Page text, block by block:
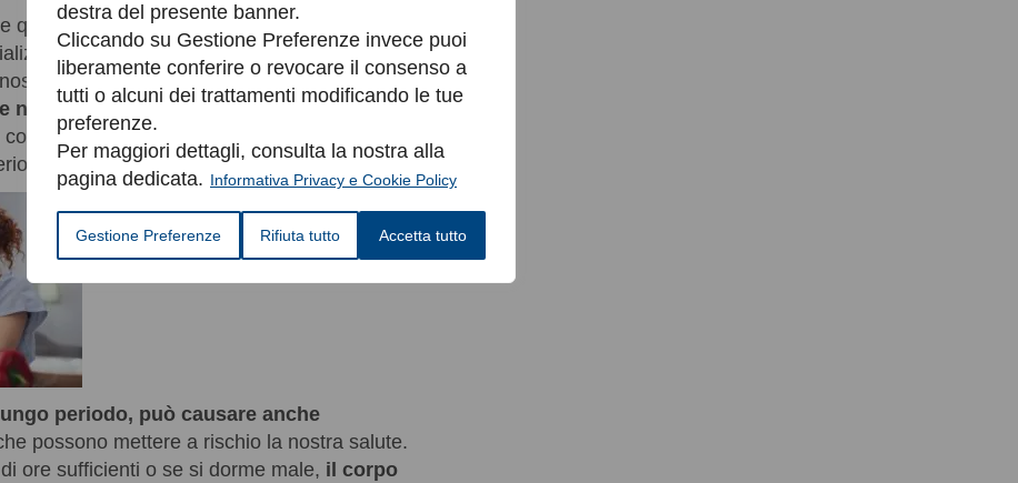
destra del presente banner.
Cliccando su Gestione Preferenze invece puoi
liberamente conferire o revocare il consenso a
tutti o alcuni dei trattamenti modificando le tue
preferenze.
Per maggiori dettagli, consulta la nostra alla
pagina dedicata. Informativa Privacy e Cookie Policy
Gestione Preferenze Rifiuta tutto Accetta tutto
quindi decisamente poco concentrati e reattivi,
durante il giorno. Inoltre, la mancanza di
percezione della fame e ciò può tradursi o
nauseaoppure, al contrario, in unappetito
conseguente incremento ponderale qualora
prolungati.
periodo, può causare anche
possono mettere a rischio la nostra salute.
ore sufficienti o se si dorme male, il corpo